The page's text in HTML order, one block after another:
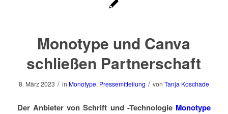
Monotype und Canva
schließen Partnerschaft
8. März 2023 / in Monotype, Pressemitteilung / von Tanja Koschade
Der Anbieter von Schrift und -Technologie Monotype